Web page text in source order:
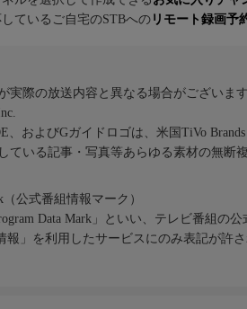
ているご自宅のSTBへの リモート録画予
実際の放送内容と異なる場合がございます
、およびGガイドロゴは、米国TiVo
ている記事・写真等あらゆる素材の無断
公式番組情報マーク）
Data Mark」といい、テレビ番組の公
報」を利用したサービスにのみ表記が許